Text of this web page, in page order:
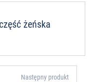
żeńska
Następny produkt